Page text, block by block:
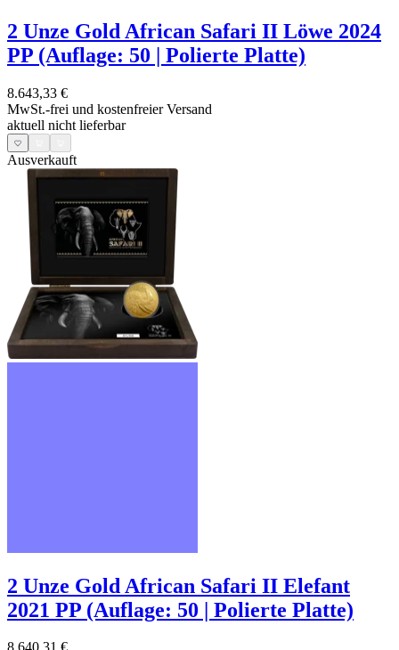
2 Unze Gold African Safari II Löwe 2024
PP (Auflage: 50 | Polierte Platte)
8.643,33 €
MwSt.-frei und kostenfreier Versand
aktuell nicht lieferbar
Ausverkauft
2 Unze Gold African Safari II Elefant
2021 PP (Auflage: 50 | Polierte Platte)